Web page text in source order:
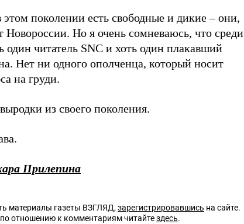
поколении есть свободные и дикие – они,
Но я очень сомневаюсь, что среди
один читатель SNC и хоть один плакавший
Нет ни одного ополченца, который носит
на груди.
из своего поколения.
Прилепина
материалы газеты ВЗГЛЯД, зарегистрировавшись на сайте.
отношению к комментариям читайтездесь.